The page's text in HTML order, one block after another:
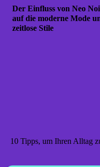
Der Einfluss von Neo
auf die moderne Mode
zeitlose Stile
10 Tipps, um Ihren Alltag